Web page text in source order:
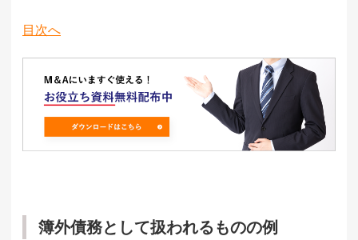
目次へ
簿外債務として扱われるものの例